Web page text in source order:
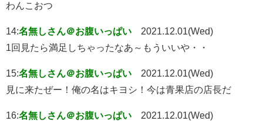
わんこおつ
14:名無しさん＠お腹いっぱい
2021.12.01(Wed)
1回見たら満足しちゃったなあ～もういいや・・
15:名無しさん＠お腹いっぱい
2021.12.01(Wed)
見に来たぜー！俺の名はキヨシ！今は青果店の店長だ
16:名無しさん＠お腹いっぱい
2021.12.01(Wed)